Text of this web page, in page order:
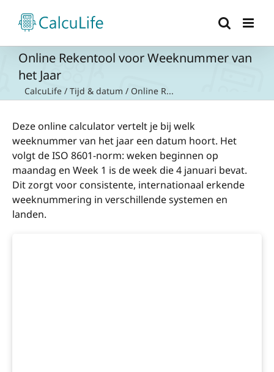
naar
inhoud
Online Rekentool voor Weeknummer van
het Jaar
CalcuLife / Tijd & datum / Online R...
Deze online calculator vertelt je bij welk
weeknummer van het jaar een datum hoort. Het
volgt de ISO 8601-norm: weken beginnen op
maandag en Week 1 is de week die 4 januari bevat.
Dit zorgt voor consistente, internationaal erkende
weeknummering in verschillende systemen en
landen.